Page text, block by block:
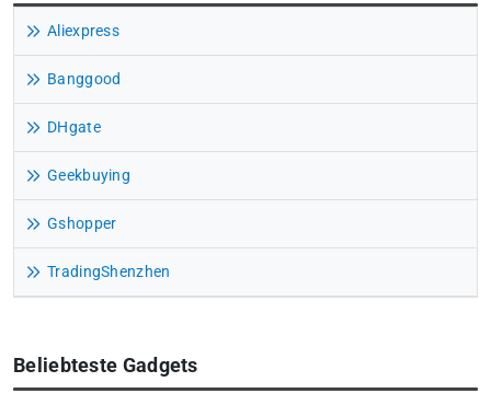
Aliexpress
Banggood
DHgate
Geekbuying
Gshopper
TradingShenzhen
Beliebteste Gadgets